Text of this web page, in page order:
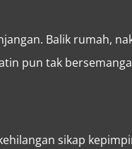
Balik rumah,
pun tak
sikap